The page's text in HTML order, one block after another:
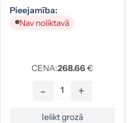
Pieejamība:
Nav noliktavā
CENA:268.66€
- +
Ielikt grozā